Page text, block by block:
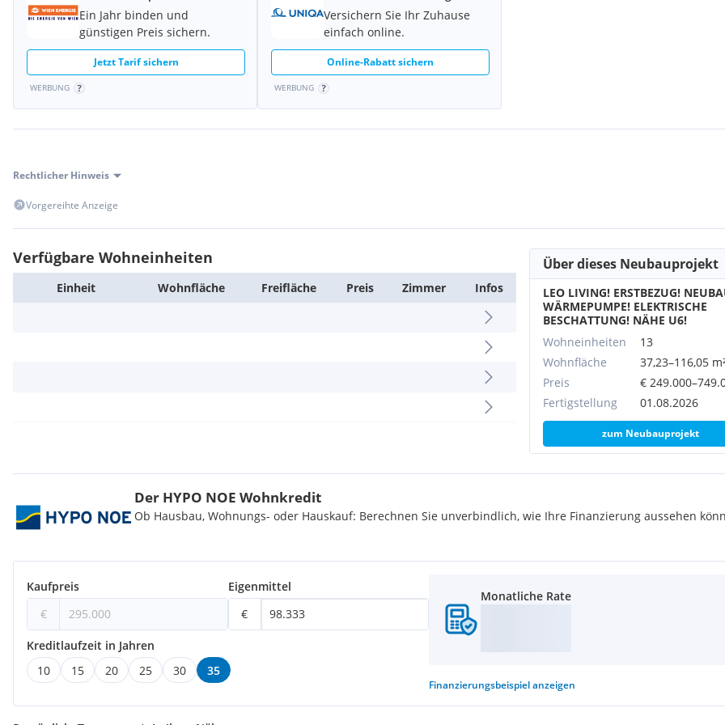
Wiens, in ruhiger Lage entstehen die modernen Eigentumswohnungen. Schnellbahnlinien R,
Der Kindergarten, die Volksschule und das nächste Gymnasium befinden sich ebenfalls und
der nahen Umgebung.
fürAnlegerbeläuft sich auf EUR 268.450,-- zzgl. 20% USt.
DerKaufpreisfür einenGaragenplatzfürEigennutzerbeläuft sich auf EUR 25.000,--. Der
Kaufpreis fürAnleger beläuft sich auf EUR 22.750,-- zzgl. 20% USt.
Provision: 3% des Kaufpreises zzgl. 20% USt
Ein Jahr binden und
günstigen Preis sichern.
Jetzt Tarif sichern
WERBUNG
Versichern Sie Ihr Zuhause
einfach online.
Online-Rabatt sichern
WERBUNG
Rechtlicher Hinweis
Vorgereihte Anzeige
Verfügbare Wohneinheiten
Einheit Wohn­fläche Frei­fläche Preis Zimmer Infos
Über dieses Neubauprojekt
LEO LIVING! ERSTBEZUG!
WÄRMEPUMPE! ELEKTRISCHE
BESCHATTUNG! NÄHE U6!
Wohneinheiten
13
Wohnfläche
37,23–116,05
Preis
€
Fertigstellung
01.08.2026
zum Neubauprojekt
Der HYPO NOE Wohnkredit
Ob Hausbau, Wohnungs- oder Hauskauf: Berechnen Sie unverbindlich, wie Ihre Finanzierung aussehen
Kaufpreis
€
Eigenmittel
€
Kreditlaufzeit in Jahren
10
15 20 25 30 35
Monatliche Rate
Finanzierungsbeispielanzeigen